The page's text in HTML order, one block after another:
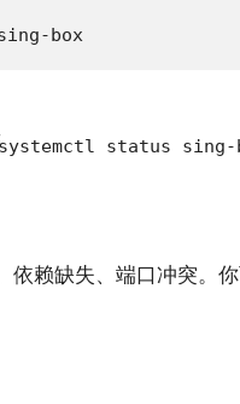
status sing-
依赖缺失、端口冲突。